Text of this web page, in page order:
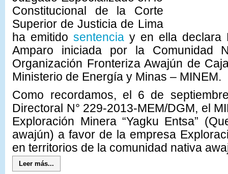
Constitucional de la Corte
Superior de Justicia de Lima
ha emitidosentencia y en ella declara
Amparo iniciada por la Comunidad
Organización Fronteriza Awajún de
Ministerio de Energía y Minas – MINEM.
Como recordamos, el 6 de
Directoral N° 229-2013-MEM/DGM, el
Exploración Minera “Yagku Entsa”
awajún) a favor de la empresa
en territorios de la comunidad nativa
Leer más...